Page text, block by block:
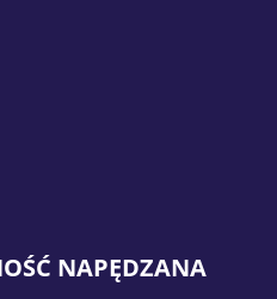
NAPĘDZANA